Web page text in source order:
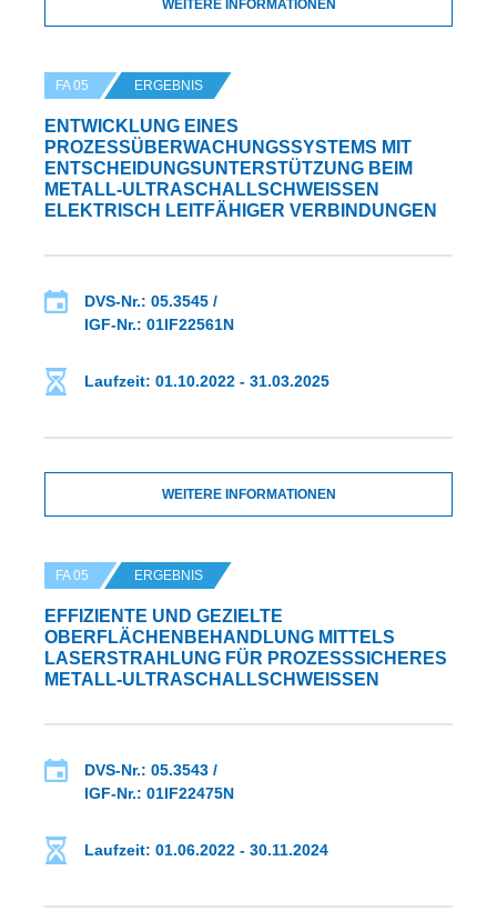
WEITERE INFORMATIONEN
FA 05 ERGEBNIS
ENTWICKLUNG EINES
PROZESSÜBERWACHUNGSSYSTEMS MIT
ENTSCHEIDUNGSUNTERSTÜTZUNG BEIM
METALL-ULTRASCHALLSCHWEISSEN E
LEKTRISCH LEITFÄHIGER VERBINDUNGEN
DVS-Nr.: 05.3545 /
IGF-Nr.: 01IF22561N
Laufzeit: 01.10.2022 - 31.03.2025
WEITERE INFORMATIONEN
FA 05 ERGEBNIS
EFFIZIENTE UND GEZIELTE
OBERFLÄCHENBEHANDLUNG MITTELS
LASERSTRAHLUNG FÜR PROZESSSICHERES
METALL-ULTRASCHALLSCHWEISSEN
DVS-Nr.: 05.3543 /
IGF-Nr.: 01IF22475N
Laufzeit: 01.06.2022 - 30.11.2024